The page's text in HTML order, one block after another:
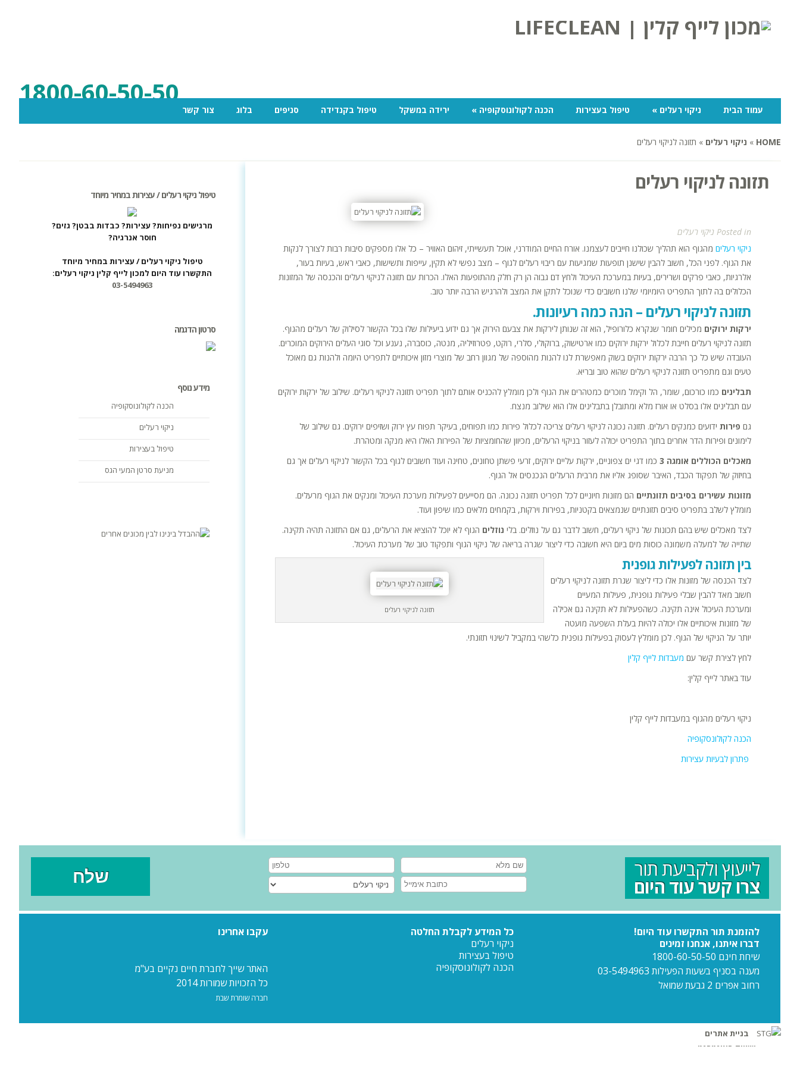
1800-60-50-50
עמוד הבית ניקוי רעלים » טיפול בעצירות הכנה לקולונוסקופיה » ירידה במשקל טיפול בקנדידה סניפים בלוג צור קשר
HOME
» ניקוי רעלים » תזונה לניקוי רעלים
תזונה לניקוי רעלים
Posted in ניקוי רעלים
ניקוי רעלים מהגוף הוא תהליך שכולנו חייבים לעצמנו. אורח החיים המודרני, אוכל תעשייתי, זיהום האוויר – כל אלו מספקים סיבות רבות לצורך לנקות
את הגוף. לפני הכל, חשוב להבין שישנן תופעות שמגיעות עם ריבוי רעלים לגוף – מצב נפשי לא תקין, עייפות ותשישות, כאבי ראש, בעיות בעור,
אלרגיות, כאבי פרקים ושרירים, בעיות במערכת העיכול ולחץ דם גבוה הן רק חלק מהתופעות האלו. הכרות עם תזונה לניקוי רעלים והכנסה של המזונות
הכלולים בה לתוך התפריט היומיומי שלנו חשובים כדי שנוכל לתקן את המצב ולהרגיש הרבה יותר טוב.
תזונה לניקוי רעלים – הנה כמה רעיונות.
ירקות ירוקים מכילים חומר שנקרא כלורופיל, הוא זה שנותן לירקות את צבעם הירוק אך גם ידוע ביעילות שלו בכל הקשור לסילוק של רעלים מהגוף.
תזונה לניקוי רעלים חייבת לכלול ירקות ירוקים כמו ארטישוק, ברוקולי, סלרי, רוקט, פטרוזיליה, מנטה, כוסברה, נענע וכל סוגי העלים הירוקים המוכרים.
העובדה שיש כל כך הרבה ירקות ירוקים בשוק מאפשרת לנו להנות מהוספה של מגוון רחב של מוצרי מזון איכותיים לתפריט היומה ולהנות גם מאוכל
טעים וגם מתפריט תזונה לניקוי רעלים שהוא טוב ובריא.
תבלינים כמו כורכום, שומר, הל וקימל מוכרים כמטהרים את הגוף ולכן מומלץ להכניס אותם לתוך תפריט תזונה לניקוי רעלים. שילוב של ירקות ירוקים
עם תבלינים אלו בסלט או אורז מלא ומתובלן בתבלינים אלו הוא שילוב מנצח.
גם פירות ידועים כמנקים רעלים. תזונה נכונה לניקוי רעלים צריכה לכלול פירות כמו תפוחים, בעיקר תפוח עץ ירוק ושזיפים ירוקים. גם שילוב של
לימונים ופירות הדר אחרים בתוך התפריט יכולה לעזור בניקוי הרעלים, מכיוון שהחומציות של הפירות האלו היא מנקה ומטהרת.
מאכלים הכוללים אומגה 3
כמו דגי ים צפוניים, ירקות עליים ירוקים, זרעי פשתן טחונים, טחינה ועוד חשובים לגוף בכל הקשור לניקוי רעלים אך גם
בחיזוק של תפקוד הכבד, האיבר שסופג אליו את מרבית הרעלים הנכנסים אל הגוף.
מזונות עשירים בסיבים תזונתיים הם מזונות חיוניים לכל תפריט תזונה נכונה. הם מסייעים לפעילות מערכת העיכול ומנקים את הגוף מרעלים.
מומלץ לשלב בתפריט סיבים תזונתיים שנמצאים בקטניות, בפירות וירקות, בקמחים מלאים כמו שיפון ועוד.
לצד מאכלים שיש בהם תכונות של ניקוי רעלים, חשוב לדבר גם על נוזלים. בלי נוזלים הגוף לא יוכל להוציא את הרעלים, גם אם התזונה תהיה תקינה.
שתייה של למעלה משמונה כוסות מים ביום היא חשובה כדי ליצור שגרה בריאה של ניקוי הגוף ותפקוד טוב של מערכת העיכול.
תזונה לניקוי רעלים
בין תזונה לפעילות גופנית
לצד הכנסה של מזונות אלו כדי ליצור שגרת תזונה לניקוי רעלים
חשוב מאד להבין שבלי פעילות גופנית, פעילות המעיים
ומערכת העיכול אינה תקינה. כשהפעילות לא תקינה גם אכילה
של מזונות איכותיים אלו יכולה להיות בעלת השפעה מועטה
יותר על הניקוי של הגוף. לכן מומלץ לעסוק בפעילות גופנית כלשהי במקביל לשינוי תזונתי.
לחץ לצירת קשר עם מעבדות לייף קלין
עוד באתר לייף קלין:
ניקוי רעלים מהגוף במעבדות לייף קלין
הכנה לקולונסקופיה
פתרון לבעיות עצירות
טיפול ניקוי רעלים / עצירות במחיר מיוחד
מרגישים נפיחות? עצירות? כבדות בבטן? גזים?
חוסר אנרגיה?
טיפול ניקוי רעלים / עצירות במחיר מיוחד
התקשרו עוד היום למכון לייף קלין ניקוי רעלים:
03-5494963
סרטון הדגמה
מידע נוסף
הכנה לקולונוסקופיה
ניקוי רעלים
טיפול בעצירות
מניעת סרטן המעי הגס
לייעוץ ולקביעת תור
צרו קשר עוד היום
להזמנת תור התקשרו עוד היום!
דברו איתנו, אנחנו זמינים
שיחת חינם 1800-60-50-50
מענה בסניף בשעות הפעילות 03-5494963
רחוב אפרים 2 גבעת שמואל
כל המידע לקבלת החלטה
ניקוי רעלים
טיפול בעצירות
הכנה לקולונוסקופיה
עקבו אחרינו
האתר שייך לחברת חיים נקיים בע"מ
כל הזכויות שמורות 2014
חברה שומרת שבת
בניית אתרים
ושיווק באינטרנט